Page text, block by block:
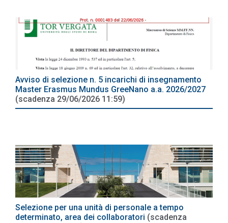
Avviso di selezione n. 5 incarichi di insegnamento
Master Erasmus Mundus GreeNano a.a. 2026/2027
(scadenza 29/06/2026 11:59)
Selezione per una unità di personale a tempo
determinato, area dei collaboratori (scadenza